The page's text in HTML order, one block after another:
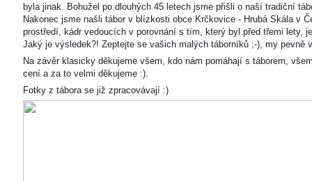
byla jinak. Bohužel po dlouhých 45 letech jsme přišli o naší tradiční
Nakonec jsme našli tábor v blízkosti obce Krčkovice - Hrubá Skála v
prostředí, kádr vedoucích v porovnání s tím, který byl před třemi lety,
Jaký je výsledek?! Zeptejte se vašich malých táborníků ;-), my pevně
Na závěr klasicky děkujeme všem, kdo nám pomáhají s táborem,
cení a za to velmi děkujeme :).
Fotky z tábora se již zpracovávají :)